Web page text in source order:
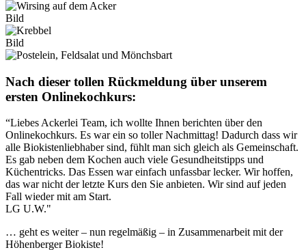
Bild
Bild
Nach dieser tollen Rückmeldung über unserem
ersten Onlinekochkurs:
“Liebes Ackerlei Team, ich wollte Ihnen berichten über den
Onlinekochkurs. Es war ein so toller Nachmittag! Dadurch dass wir
alle Biokistenliebhaber sind, fühlt man sich gleich als Gemeinschaft.
Es gab neben dem Kochen auch viele Gesundheitstipps und
Küchentricks. Das Essen war einfach unfassbar lecker. Wir hoffen,
das war nicht der letzte Kurs den Sie anbieten. Wir sind auf jeden
Fall wieder mit am Start.
LG U.W."
… geht es weiter – nun regelmäßig – in Zusammenarbeit mit der
Höhenberger Biokiste!